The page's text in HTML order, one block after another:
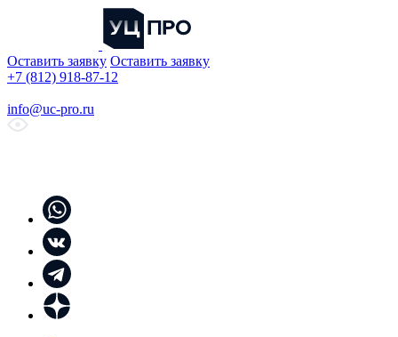
Оставить заявку Оставить заявку
+7 (812) 918-87-12
info@uc-pro.ru